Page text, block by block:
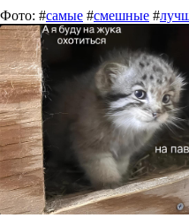
Фото: #самые #смешные #